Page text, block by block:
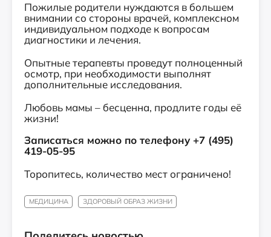
Пожилые родители нуждаются в большем
внимании со стороны врачей, комплексном
индивидуальном подходе к вопросам
диагностики и лечения.
Опытные терапевты проведут полноценный
осмотр, при необходимости выполнят
дополнительные исследования.
Любовь мамы – бесценна, продлите годы её
жизни!
Записаться можно по телефону +7 (495)
419-05-95
Торопитесь, количество мест ограничено!
МЕДИЦИНА ЗДОРОВЫЙ ОБРАЗ ЖИЗНИ